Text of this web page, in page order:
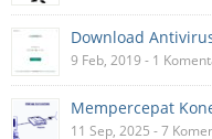
Download
9 Feb, 2019 - 1
Mempercepat
11 Sep, 2025 - 7